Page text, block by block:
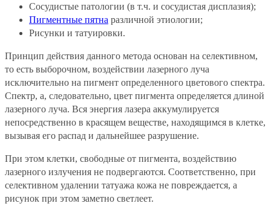
Сосудистые патологии (в т.ч. и сосудистая дисплазия);
Пигментные пятна различной этиологии;
Рисунки и татуировки.
Принцип действия данного метода основан на селективном,
то есть выборочном, воздействии лазерного луча
исключительно на пигмент определенного цветового спектра.
Спектр, а, следовательно, цвет пигмента определяется длиной
лазерного луча. Вся энергия лазера аккумулируется
непосредственно в красящем веществе, находящимся в клетке,
вызывая его распад и дальнейшее разрушение.
При этом клетки, свободные от пигмента, воздействию
лазерного излучения не подвергаются. Соответственно, при
селективном удалении татуажа кожа не повреждается, а
рисунок при этом заметно светлеет.